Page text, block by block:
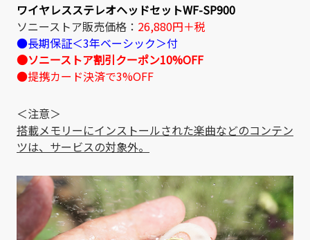
ワイヤレスステレオヘッドセットWF-SP900
ソニーストア販売価格： 26,880円＋税
●長期保証＜3年ベーシック＞付
●ソニーストア割引クーポン10%OFF
●提携カード決済で3%OFF
＜注意＞
搭載メモリーにインストールされた楽曲などのコンテン
ツは、サービスの対象外。